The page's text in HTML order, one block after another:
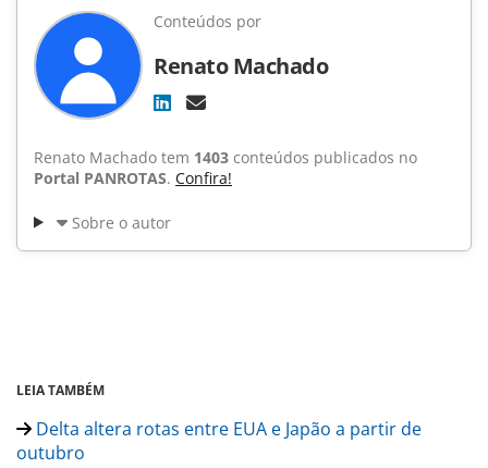
Conteúdos por
Renato Machado
Renato Machado tem 1403 conteúdos publicados no
Portal PANROTAS. Confira!
Sobre o autor
LEIA TAMBÉM
Delta altera rotas entre EUA e Japão a partir de
outubro